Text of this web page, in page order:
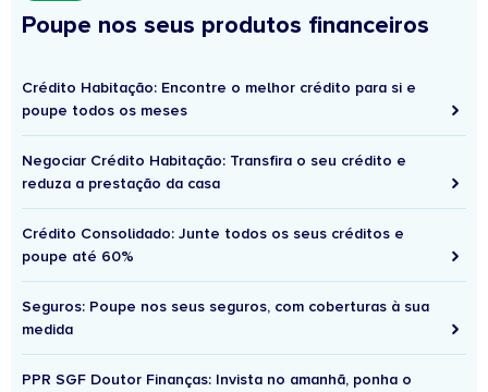
Poupe nos seus produtos financeiros
Crédito Habitação: Encontre o melhor crédito para si e
poupe todos os meses
Negociar Crédito Habitação: Transfira o seu crédito e
reduza a prestação da casa
Crédito Consolidado: Junte todos os seus créditos e
poupe até 60%
Seguros: Poupe nos seus seguros, com coberturas à sua
medida
PPR SGF Doutor Finanças: Invista no amanhã, ponha o